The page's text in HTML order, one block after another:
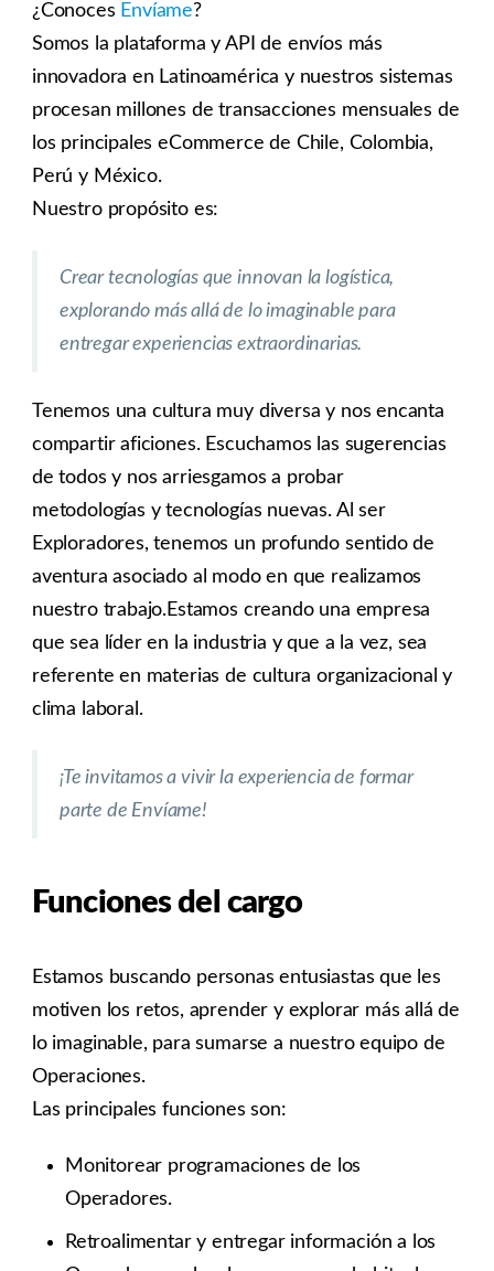
¿Conoces Envíame?
Somos la plataforma y API de envíos más
innovadora en Latinoamérica y nuestros sistemas
procesan millones de transacciones mensuales de
los principales eCommerce de Chile, Colombia,
Perú y México.
Nuestro propósito es:
Crear tecnologías que innovan la logística,
explorando más allá de lo imaginable para
entregar experiencias extraordinarias.
Tenemos una cultura muy diversa y nos encanta
compartir aficiones. Escuchamos las sugerencias
de todos y nos arriesgamos a probar
metodologías y tecnologías nuevas. Al ser
Exploradores, tenemos un profundo sentido de
aventura asociado al modo en que realizamos
nuestro trabajo.Estamos creando una empresa
que sea líder en la industria y que a la vez, sea
referente en materias de cultura organizacional y
clima laboral.
¡Te invitamos a vivir la experiencia de formar
parte de Envíame!
Funciones del cargo
Estamos buscando personas entusiastas que les
motiven los retos, aprender y explorar más allá de
lo imaginable, para sumarse a nuestro equipo de
Operaciones.
Las principales funciones son:
Monitorear programaciones de los
Operadores.
Retroalimentar y entregar información a los